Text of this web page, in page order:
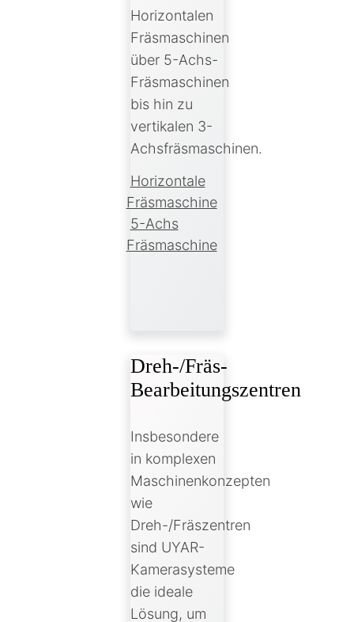
Horizontalen
Fräsmaschinen
über 5-Achs-
Fräsmaschinen
bis hin zu
vertikalen 3-
Achsfräsmaschinen.
Horizontale
Fräsmaschine
5-Achs
Fräsmaschine
Dreh-/Fräs-
Bearbeitungszentren
Insbesondere
in komplexen
Maschinenkonzepten
wie
Dreh-/Fräszentren
sind UYAR-
Kamerasysteme
die ideale
Lösung, um